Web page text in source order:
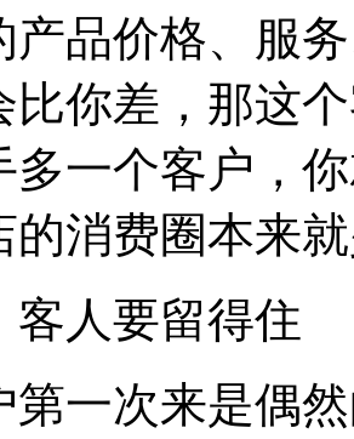
产品价格、服
比你差，那这
多一个客户，
的消费圈本来
客人要留得住
第一次来是偶